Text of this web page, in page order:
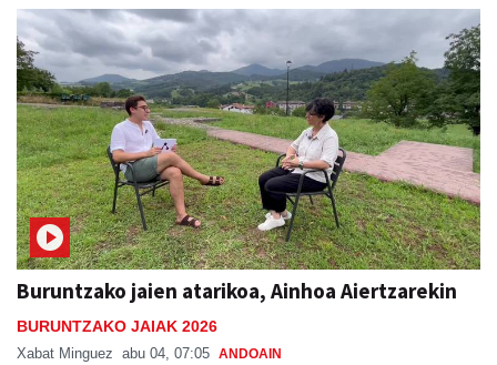
Buruntzako jaien atarikoa, Ainhoa Aiertzarekin
BURUNTZAKO JAIAK 2026
Xabat Minguez abu 04, 07:05 ANDOAIN